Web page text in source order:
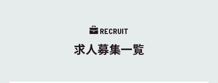
RECRUIT
求人募集一覧